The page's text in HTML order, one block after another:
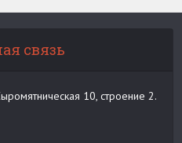
связь
10, строение 2.